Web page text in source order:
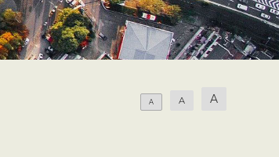
A A A